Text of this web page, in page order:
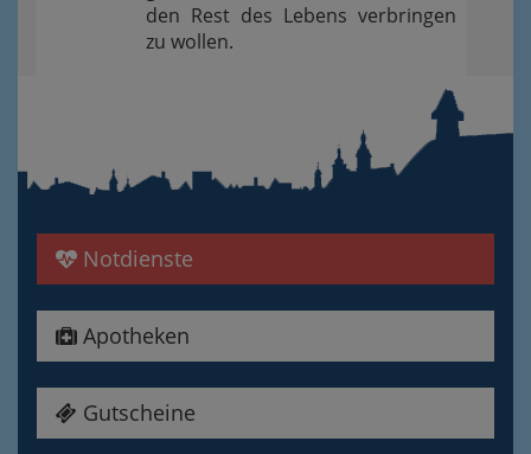
den Rest des Lebens verbringen
zu wollen.
Notdienste
Apotheken
Gutscheine